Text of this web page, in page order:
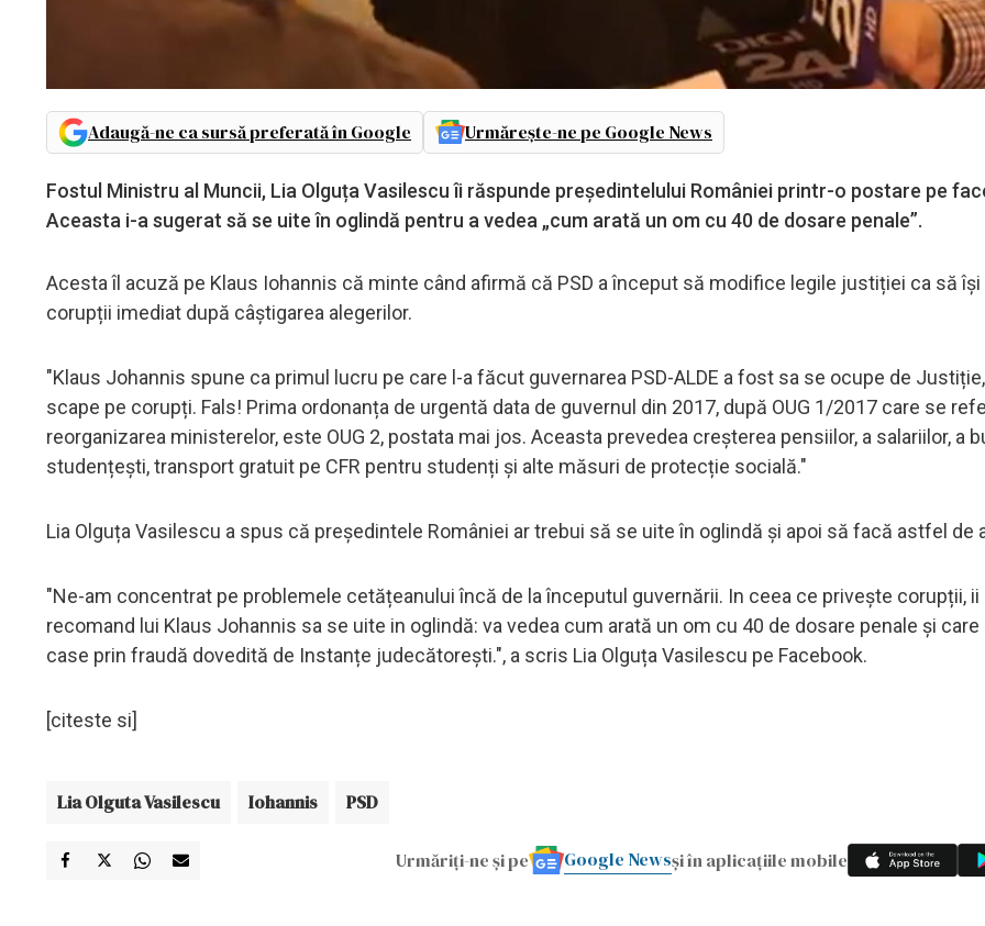
Adaugă-ne ca sursă preferată în Google Urmărește-ne pe Google News
Fostul Ministru al Muncii, Lia Olguța Vasilescu îi răspunde președintelului României printr-o postare pe
Aceasta i-a sugerat să se uite în oglindă pentru a vedea „cum arată un om cu 40 de dosare penale”.
Acesta îl acuză pe Klaus Iohannis că minte când afirmă că PSD a început să modifice legile justiției ca să
corupții imediat după câștigarea alegerilor.
"Klaus Johannis spune ca primul lucru pe care l-a făcut guvernarea PSD-ALDE a fost sa se ocupe de
scape pe corupți. Fals! Prima ordonanța de urgentă data de guvernul din 2017, după OUG 1/2017 care se
reorganizarea ministerelor, este OUG 2, postata mai jos. Aceasta prevedea creșterea pensiilor, a salariilor, a
studențești, transport gratuit pe CFR pentru studenți și alte măsuri de protecție socială."
Lia Olguța Vasilescu a spus că președintele României ar trebui să se uite în oglindă și apoi să facă astfel de
"Ne-am concentrat pe problemele cetățeanului încă de la începutul guvernării. In ceea ce privește corupții, ii
recomand lui Klaus Johannis sa se uite in oglindă: va vedea cum arată un om cu 40 de dosare penale și care
case prin fraudă dovedită de Instanțe judecătorești.", a scris Lia Olguța Vasilescu pe Facebook.
[citeste si]
Lia Olguta Vasilescu Iohannis PSD
Urmăriți-ne și pe Google Newsși în aplicațiile mobile